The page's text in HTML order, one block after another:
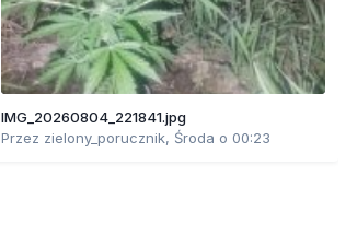
IMG_20260804_221841.jpg
Przez zielony_porucznik, Środa o 00:23